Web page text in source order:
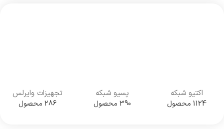
اکتیو شبکه
1124 محصول
پسیو شبکه
390 محصول
تجهیزات وایرلس
286 محصول